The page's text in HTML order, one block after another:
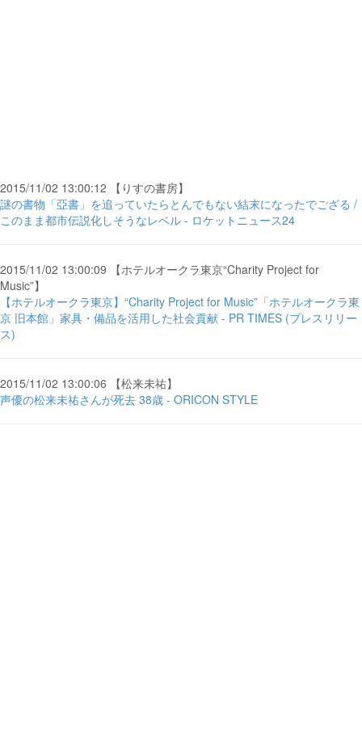
2015/11/02 13:00:12 【りすの書房】
謎の書物「亞書」を追っていたらとんでもない結末になったでござる /
このまま都市伝説化しそうなレベル - ロケットニュース24
2015/11/02 13:00:09 【ホテルオークラ東京“Charity Project for
Music”】
【ホテルオークラ東京】“Charity Project for Music”「ホテルオークラ東
京 旧本館」家具・備品を活用した社会貢献 - PR TIMES (プレスリリー
ス)
2015/11/02 13:00:06 【松来未祐】
声優の松来未祐さんが死去 38歳 - ORICON STYLE